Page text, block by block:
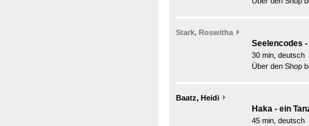
Stark, Roswitha
Seelencodes
30 min, deutsch
Über den Shop
Baatz, Heidi
Haka - ein
45 min, deutsch